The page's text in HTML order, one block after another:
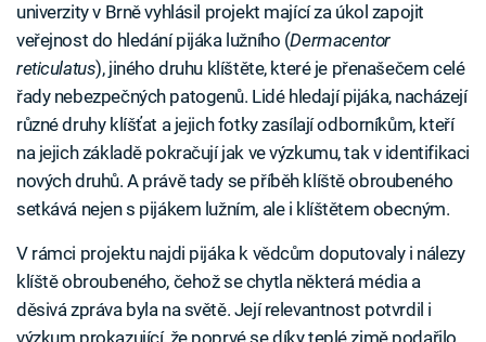
univerzity v Brně vyhlásil projekt mající za úkol zapojit
veřejnost do hledání pijáka lužního (Dermacentor
reticulatus), jiného druhu klíštěte, které je přenašečem celé
řady nebezpečných patogenů. Lidé hledají pijáka, nacházejí
různé druhy klíšťat a jejich fotky zasílají odborníkům, kteří
na jejich základě pokračují jak ve výzkumu, tak v identifikaci
nových druhů. A právě tady se příběh klíště obroubeného
setkává nejen s pijákem lužním, ale i klíštětem obecným.
V rámci projektu najdi pijáka k vědcům doputovaly i nálezy
klíště obroubeného, čehož se chytla některá média a
děsivá zpráva byla na světě. Její relevantnost potvrdil i
výzkum prokazující, že poprvé se díky teplé zimě podařilo